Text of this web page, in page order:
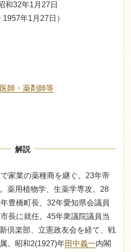
和32年1月27日
年1月27日）
医師・薬剤師等
解説
家業の薬種商を継ぐ。23年帝
薬用植物学、生薬学専攻。28
豊橋町長、32年愛知県会議員
長に就任。45年衆議院議員当
倶楽部、立憲政友会を経て、戦
。昭和2(1927)年田中義一内閣